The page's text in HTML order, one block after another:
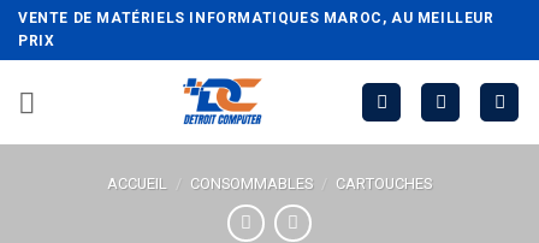
Passer
au
VENTE DE MATÉRIELS INFORMATIQUES MAROC, AU MEILLEUR
PRIX
ACCUEIL / CONSOMMABLES / CARTOUCHES